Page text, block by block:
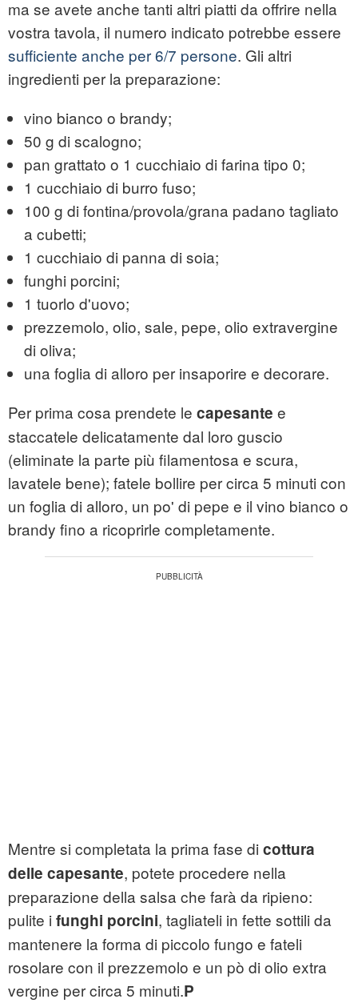
ma se avete anche tanti altri piatti da offrire nella
vostra tavola, il numero indicato potrebbe essere
sufficiente anche per 6/7 persone. Gli altri
ingredienti per la preparazione:
vino bianco o brandy;
50 g di scalogno;
pan grattato o 1 cucchiaio di farina tipo 0;
1 cucchiaio di burro fuso;
100 g di fontina/provola/grana padano tagliato
a cubetti;
1 cucchiaio di panna di soia;
funghi porcini;
1 tuorlo d'uovo;
prezzemolo, olio, sale, pepe, olio extravergine
di oliva;
una foglia di alloro per insaporire e decorare.
Per prima cosa prendete le capesante e
staccatele delicatamente dal loro guscio
(eliminate la parte più filamentosa e scura,
lavatele bene); fatele bollire per circa 5 minuti con
un foglia di alloro, un po' di pepe e il vino bianco o
brandy fino a ricoprirle completamente.
Mentre si completata la prima fase di cottura
delle capesante, potete procedere nella
preparazione della salsa che farà da ripieno:
pulite i funghi porcini, tagliateli in fette sottili da
mantenere la forma di piccolo fungo e fateli
rosolare con il prezzemolo e un pò di olio extra
vergine per circa 5 minuti.P